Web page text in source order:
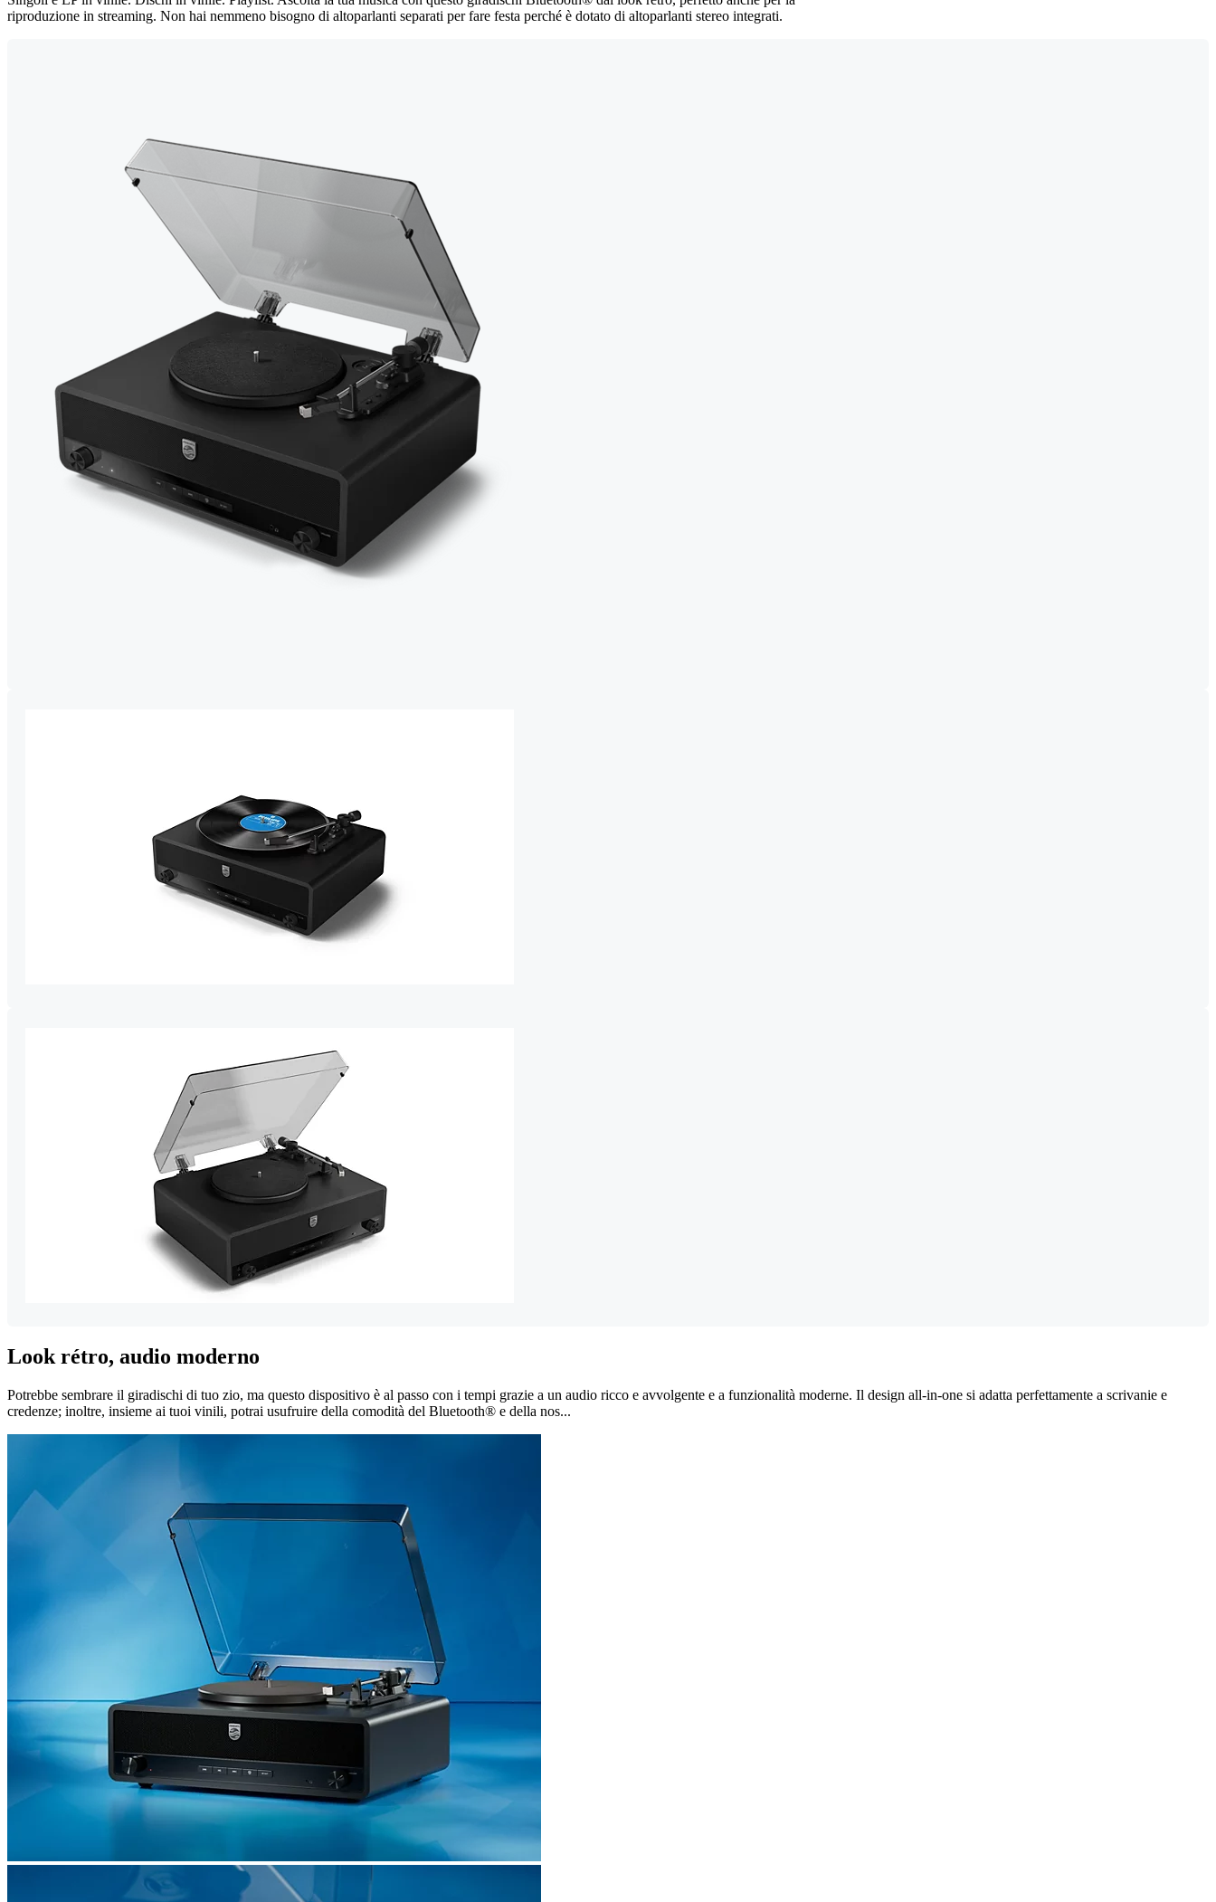
riproduzione in streaming. Non hai nemmeno bisogno di altoparlanti separati per fare festa perché è dotato di altoparlanti stereo integrati.
Look rétro, audio moderno
Potrebbe sembrare il giradischi di tuo zio, ma questo dispositivo è al passo con i tempi grazie a un audio ricco e avvolgente e a funzionalità moderne. Il design all-in-one si adatta perfettamente a scrivanie e
credenze; inoltre, insieme ai tuoi vinili, potrai usufruire della comodità del Bluetooth® e della nos...